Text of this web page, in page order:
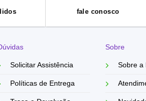
fale conosco
Solicitar Assistência
Políticas de Entrega
Sobre
Sobre a